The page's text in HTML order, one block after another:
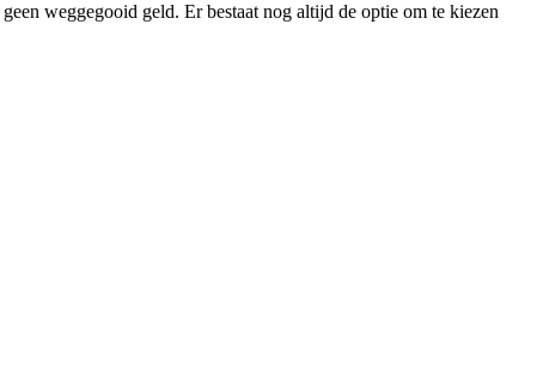
weggegooid geld. Er bestaat nog altijd de optie om te kiezen